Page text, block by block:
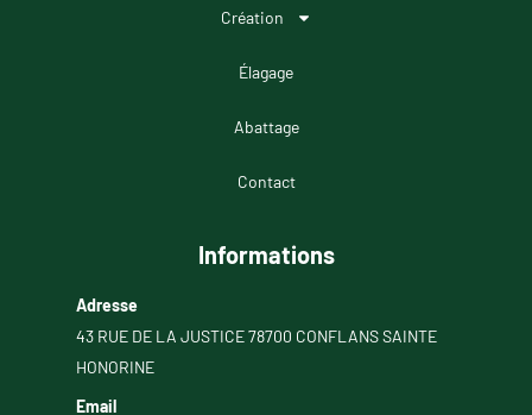
Création
Élagage
Abattage
Contact
Informations
Adresse
43 RUE DE LA JUSTICE 78700 CONFLANS SAINTE
HONORINE
Email